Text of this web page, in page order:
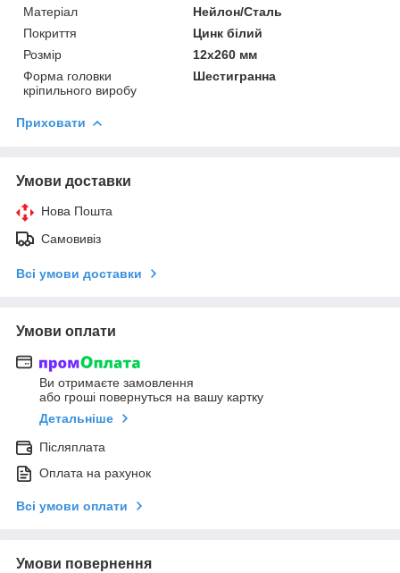
Матеріал
Нейлон/Сталь
Покриття
Цинк білий
Розмір
12x260 мм
Форма головки
кріпильного виробу
Шестигранна
Приховати
Умови доставки
Нова Пошта
Самовивіз
Всі умови доставки
Умови оплати
Ви отримаєте замовлення
або гроші повернуться на вашу картку
Детальніше
Післяплата
Оплата на рахунок
Всі умови оплати
Умови повернення